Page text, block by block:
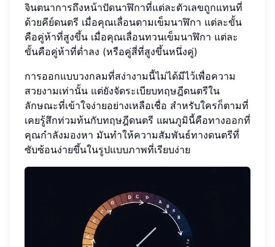
จินตนาการถึงหน้าปัดนาฬิกาที่แต่ละตัวเลขถูกแทนที่
ด้วยคีย์ดนตรี เมื่อคุณเลื่อนตามเข็มนาฬิกา แต่ละขั้น
คือคู่ห้าที่สูงขึ้น เมื่อคุณเลื่อนทวนเข็มนาฬิกา แต่ละ
ขั้นคือคู่ห้าที่ต่ำลง (หรือคู่สี่ที่สูงขึ้นหนึ่งคู่)
การออกแบบวงกลมที่สง่างามนี้ไม่ได้มีไว้เพื่อความ
สวยงามเท่านั้น แต่ยังจัดระเบียบทฤษฎีดนตรีใน
ลักษณะที่เข้าใจง่ายอย่างเหลือเชื่อ สำหรับใครก็ตามที่
เคยรู้สึกท่วมท้นกับทฤษฎีดนตรี แผนภูมินี้คือทางออกที่
คุณกำลังมองหา มันทำให้ความสัมพันธ์ทางดนตรีที่
ซับซ้อนง่ายขึ้นในรูปแบบภาพที่เรียบง่าย